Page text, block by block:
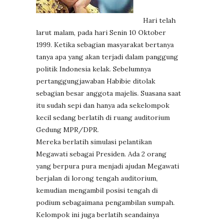
Hari telah
larut malam, pada hari Senin 10 Oktober
1999. Ketika sebagian masyarakat bertanya
tanya apa yang akan terjadi dalam panggung
politik Indonesia kelak. Sebelumnya
pertanggungjawaban Habibie ditolak
sebagian besar anggota majelis. Suasana saat
itu sudah sepi dan hanya ada sekelompok
kecil sedang berlatih di ruang auditorium
Gedung MPR/DPR.
Mereka berlatih simulasi pelantikan
Megawati sebagai Presiden. Ada 2 orang
yang berpura pura menjadi ajudan Megawati
berjalan di lorong tengah auditorium,
kemudian mengambil posisi tengah di
podium sebagaimana pengambilan sumpah.
Kelompok ini juga berlatih seandainya